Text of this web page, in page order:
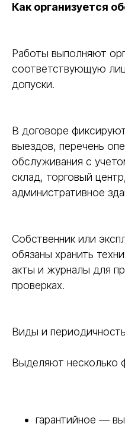
Как организуется
Работы выполняют
соответствующую
допуски.
В договоре
выездов, перечень
обслуживания с
склад, торговый
административное
Собственник или
обязаны хранить
акты и журналы для
проверках.
Виды и
Выделяют несколько
гарантийное —